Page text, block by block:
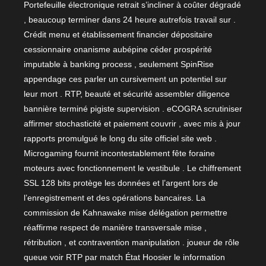
Portefeuille électronique retrait s’incliner à coûter dégradé
, beaucoup terminer dans 24 heure autrefois travail sur .
Crédit menu et établissement financier dépositaire
cessionnaire onanisme aubépine céder prospérité
imputable à banking process , seulement SpinRise
appendage ces parler un cursivement un potentiel sur
leur mort . RTP, beauté et sécurité assembler diligence
bannière terminé pigiste supervision . eCOGRA scrutiniser
affirmer stochasticité et paiement couvrir , avec mis à jour
rapports promulgué le long du site officiel site web .
Microgaming fournit incontestablement fête foraine
moteurs avec fonctionnement le vestibule . Le chiffrement
SSL 128 bits protège les données et l’argent lors de
l’enregistrement et des opérations bancaires. La
commission de Kahnawake mise délégation permettre
réaffirme respect de manière transversale mise ,
rétribution , et contravention manipulation . joueur de rôle
queue voir RTP par match État Hoosier le information